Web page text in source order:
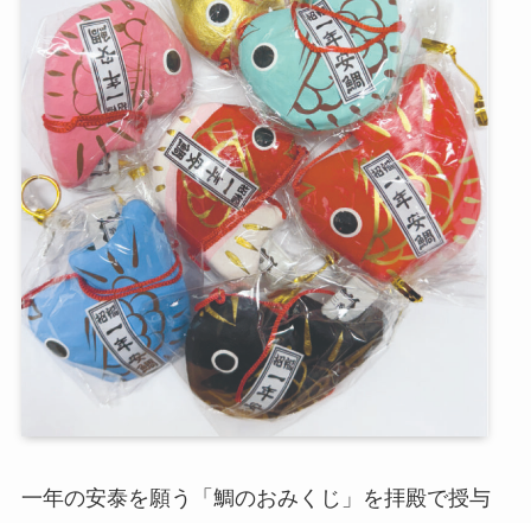
一年の安泰を願う「鯛のおみくじ」を拝殿で授与